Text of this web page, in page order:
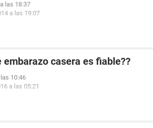
las 18:37
a las 19:07
embarazo casera es fiable??
10:46
a las 05:21